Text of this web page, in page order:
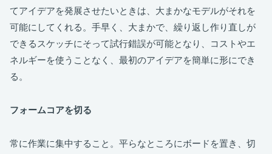
てアイデアを発展させたいときは、大まかなモデルがそれを
可能にしてくれる。手早く、大まかで、繰り返し作り直しが
できるスケッチにそって試行錯誤が可能となり、コストやエ
ネルギーを使うことなく、最初のアイデアを簡単に形にでき
る。
フォームコアを切る
常に作業に集中すること。平らなところにボードを置き、切